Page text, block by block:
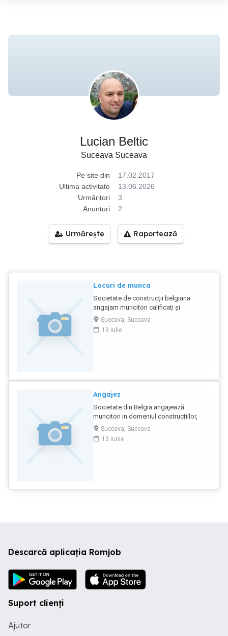
Lucian Beltic
Suceava Suceava
Pe site din
17.02.2017
Ultima activitate
13.06.2026
Urmăritori
3
Anunțuri
2
Urmărește Raportează
Locuri de munca
Societate de construcții belgiana
angajam muncitori calificați și
necalificați,in domeniul
construcțiilor.Mai multe detaliile la
numărul de telefon .
Suceava, Suceava
19 iulie
Angajez
Societate din Belgia angajează
muncitori in domeniul construcțiilor,
(calificați și necalificati),salarii
atractive.Relatii la nr.de telefon
Suceava, Suceava
13 iunie
Descarcă aplicația Romjob
Suport clienți
Ajutor